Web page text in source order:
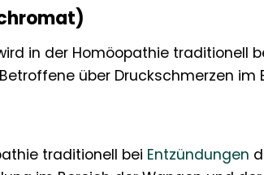
in der Homöopathie traditionell
über Druckschmerzen im
traditionell bei Entzündungen